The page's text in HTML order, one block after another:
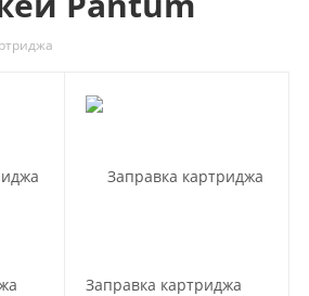
Заправка картриджа